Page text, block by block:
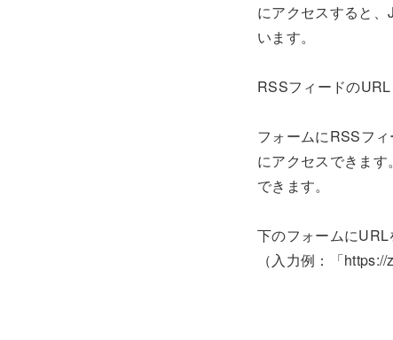
にアクセスすると
います。
RSSフィードの
フォームにRSSフ
にアクセスできま
できます。
下のフォームにURL
（入力例：「